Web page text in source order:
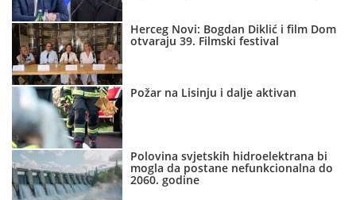
Herceg Novi: Bogdan Diklić i film Dom
otvaraju 39. Filmski festival
Požar na Lisinju i dalje aktivan
Polovina svjetskih hidroelektrana bi
mogla da postane nefunkcionalna do
2060. godine